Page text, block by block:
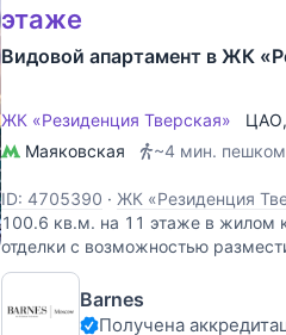
этаже
Видовой апартамент в ЖК
ЖК «Резиденция Тверская» ЦАО,
Маяковская
~4 мин. пешком
ID: 4705390 · ЖК «Резиденция
100.6 кв.м. на 11 этаже в жилом
отделки с возможностью
санузла, гардеробную.
Barnes
Получена